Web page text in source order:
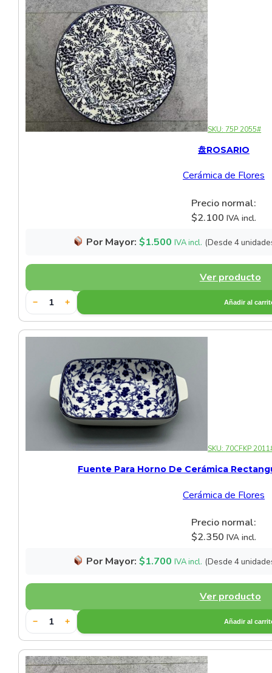
SKU:75P 2055#
盘ROSARIO
Cerámica de Flores
Precio normal:
$2.100 IVA incl.
Por Mayor: $1.500 IVA incl. (Desde 4
Ver producto
− + Añadir al
SKU:70CFKP
Fuente Para Horno De Cerámica
Cerámica de Flores
Precio normal:
$2.350 IVA incl.
Por Mayor: $1.700 IVA incl. (Desde 4
Ver producto
− + Añadir al